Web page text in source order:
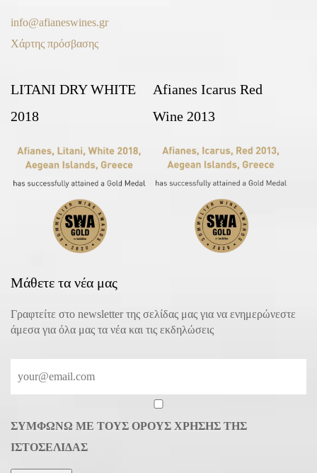
info@afianeswines.gr
Χάρτης πρόσβασης
LITANI DRY WHITE
2018
Afianes Icarus Red
Wine 2013
Μάθετε τα νέα μας
Γραφτείτε στο newsletter της σελίδας μας για να ενημερώνεστε
άμεσα για όλα μας τα νέα και τις εκδηλώσεις
ΣΥΜΦΩΝΩ ΜΕ ΤΟΥΣ ΟΡΟΥΣ ΧΡΗΣΗΣ ΤΗΣ
ΙΣΤΟΣΕΛΙΔΑΣ